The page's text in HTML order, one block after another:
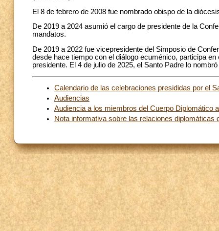
El 8 de febrero de 2008 fue nombrado obispo de la
De 2019 a 2024 asumió el cargo de presidente de la
mandatos.
De 2019 a 2022 fue vicepresidente del Simposio de
desde hace tiempo con el diálogo ecuménico, participa
presidente. El 4 de julio de 2025, el Santo Padre lo
Calendario de las celebraciones presididas por el
Audiencias
Audiencia a los miembros del Cuerpo Diplomático
Nota informativa sobre las relaciones diplomáticas